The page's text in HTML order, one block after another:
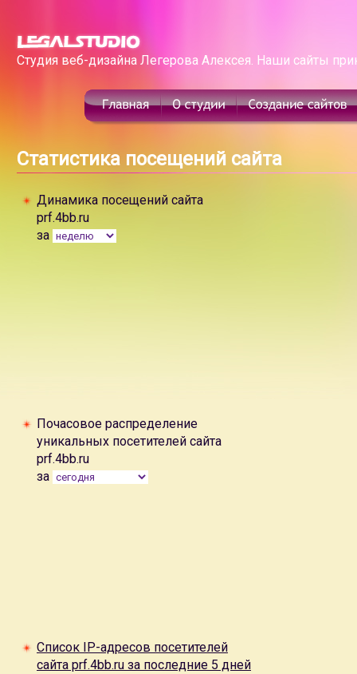
Студия веб-дизайна Легерова Алексея. Наши сайты
Статистика посещений сайта
Динамика посещений сайта
prf.4bb.ru
за
Почасовое распределение
уникальных посетителей сайта
prf.4bb.ru
за
Список IP-адресов посетителей
сайта prf.4bb.ru за последние 5 дней